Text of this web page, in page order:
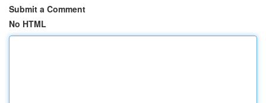
Submit a Comment
No HTML